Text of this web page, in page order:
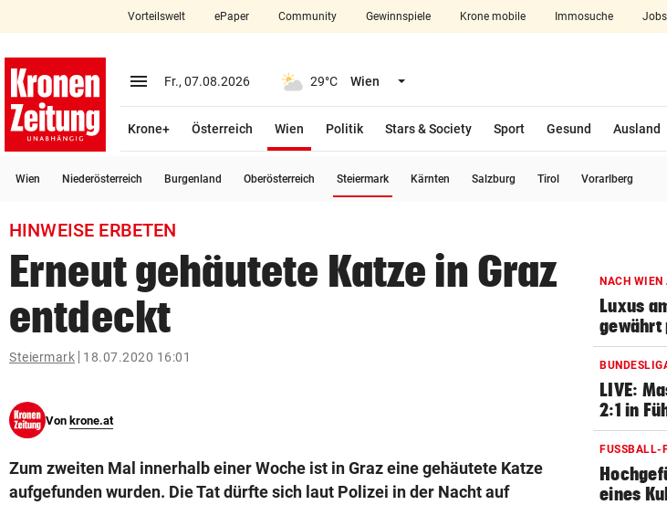
closeSchließen
account_circle Anmelden
arrow_right
Bundesland auswählen
bookmark
search
Suchbegriff
eingeben
© Krone Multimedia GmbH & Co KG 2026
Vorteilswelt ePaper Community Gewinnspiele Krone mobile Immosuche
menu Menü aufklappen
Fr., 07.08.2026 29°C Wien Menü aufklappen
Krone+ Österreich Wien
Politik
Stars & Society Sport Gesund Ausland
Wien Niederösterreich Burgenland Oberösterreich Steiermark Kärnten Salzburg Tirol Vorarlberg
HINWEISE ERBETEN
Erneut gehäutete Katze in Graz
entdeckt
Steiermark 18.07.2020 16:01
Von krone.at
Zum zweiten Mal innerhalb einer Woche ist in Graz eine gehäutete Katze
aufgefunden wurden. Die Tat dürfte sich laut Polizei in der Nacht auf
NACH WIEN
Luxus
gewährt
LIVE:
2:1 in
FUSSBALL-
eines